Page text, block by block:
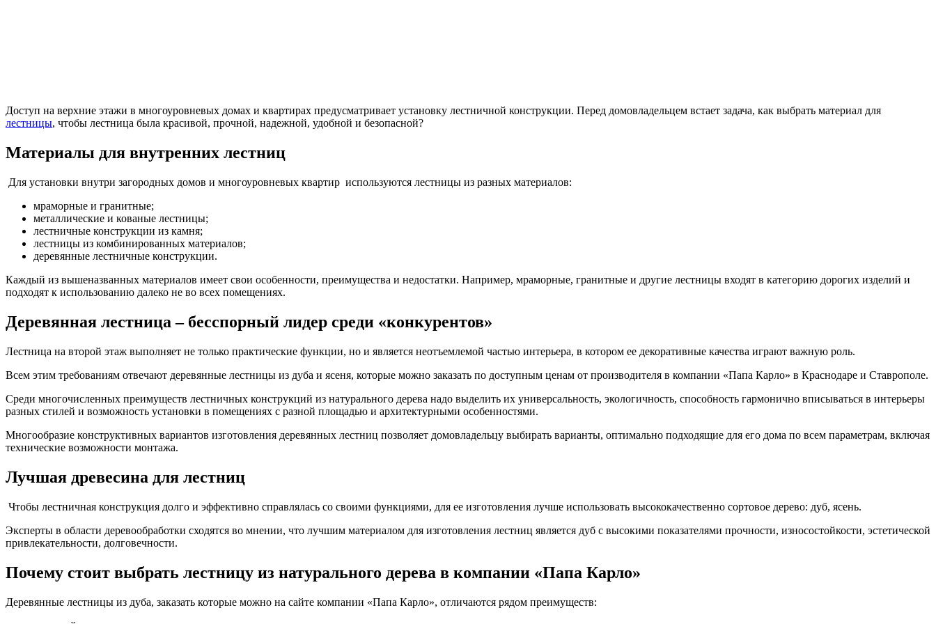
Доступ на верхние этажи в многоуровневых домах и квартирах предусматривает установку лестничной конструкции. Перед домовладельцем встает задача, как выбрать материал для
лестницы, чтобы лестница была красивой, прочной, надежной, удобной и безопасной?
Материалы для внутренних лестниц
Для установки внутри загородных домов и многоуровневых квартир используются лестницы из разных материалов:
мраморные и гранитные;
металлические и кованые лестницы;
лестничные конструкции из камня;
лестницы из комбинированных материалов;
деревянные лестничные конструкции.
Каждый из вышеназванных материалов имеет свои особенности, преимущества и недостатки. Например, мраморные, гранитные и другие лестницы входят в категорию дорогих изделий и
подходят к использованию далеко не во всех помещениях.
Деревянная лестница – бесспорный лидер среди «конкурентов»
Лестница на второй этаж выполняет не только практические функции, но и является неотъемлемой частью интерьера, в котором ее декоративные качества играют важную роль.
Всем этим требованиям отвечают деревянные лестницы из дуба и ясеня, которые можно заказать по доступным ценам от производителя в компании «Папа Карло» в Краснодаре и Ставрополе.
Среди многочисленных преимуществ лестничных конструкций из натурального дерева надо выделить их универсальность, экологичность, способность гармонично вписываться в интерьеры
разных стилей и возможность установки в помещениях с разной площадью и архитектурными особенностями.
Многообразие конструктивных вариантов изготовления деревянных лестниц позволяет домовладельцу выбирать варианты, оптимально подходящие для его дома по всем параметрам, включая
технические возможности монтажа.
Лучшая древесина для лестниц
Чтобы лестничная конструкция долго и эффективно справлялась со своими функциями, для ее изготовления лучше использовать высококачественно сортовое дерево: дуб, ясень.
Эксперты в области деревообработки сходятся во мнении, что лучшим материалом для изготовления лестниц является дуб с высокими показателями прочности, износостойкости, эстетической
привлекательности, долговечности.
Почему стоит выбрать лестницу из натурального дерева в компании «Папа Карло»
Деревянные лестницы из дуба, заказать которые можно на сайте компании «Папа Карло», отличаются рядом преимуществ: